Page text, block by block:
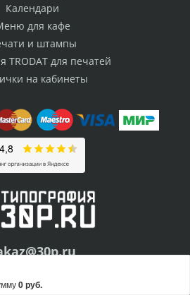
Календари
для кафе
и штампы
TRODAT для печатей
на кабинеты
0 руб.